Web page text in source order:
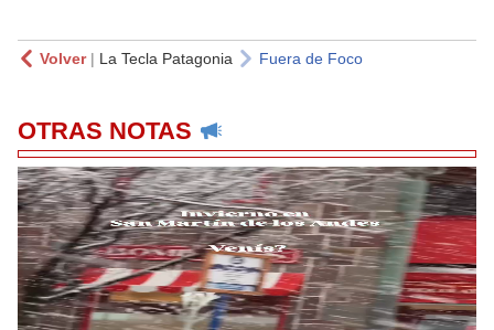
Volver| La Tecla Patagonia Fuera de Foco
OTRAS NOTAS